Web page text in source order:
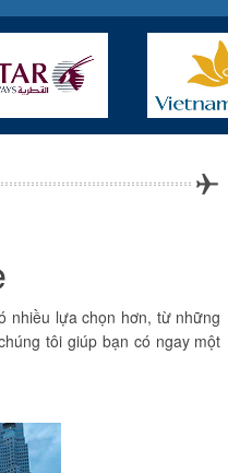
nhiều lựa chọn hơn, từ những
tôi giúp bạn có ngay một